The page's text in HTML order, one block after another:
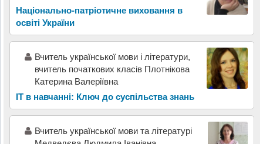
Національно-патріотичне виховання в
освіті України
Вчитель української мови і літератури,
вчитель початкових класів Плотнікова
Катерина Валеріївна
ІТ в навчанні: Ключ до суспільства знань
Вчитель української мови та літературі